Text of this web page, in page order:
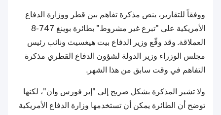
ووفقاً للتقارير، ينص مذكرة تفاهم بين قطر ووزارة الدفاع
الأمريكية على "تبرع غير مشروط" بطائرة بوينغ 747-8
العملاقة. وقد وقّع وزير الدفاع بيت هيغسيث ونائب رئيس
مجلس الوزراء وزير الدولة لشؤون الدفاع القطري مذكرة
التفاهم في وقت سابق من هذا الشهر.
ولا تشير المذكرة بشكل صريح إلى "إير فورس وان"، لكنها
توضح أن الطائرة يمكن أن تستخدمها وزارة الدفاع الأمريكية